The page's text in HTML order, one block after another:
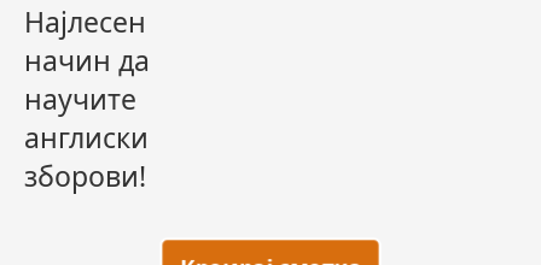
Најлесен
начин да
научите
англиски
зборови!